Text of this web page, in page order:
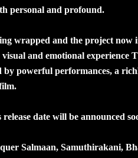
personal and profound.
wrapped and the project now
and emotional experience
by powerful performances, a
release date will be announced
Salmaan, Samuthirakani,